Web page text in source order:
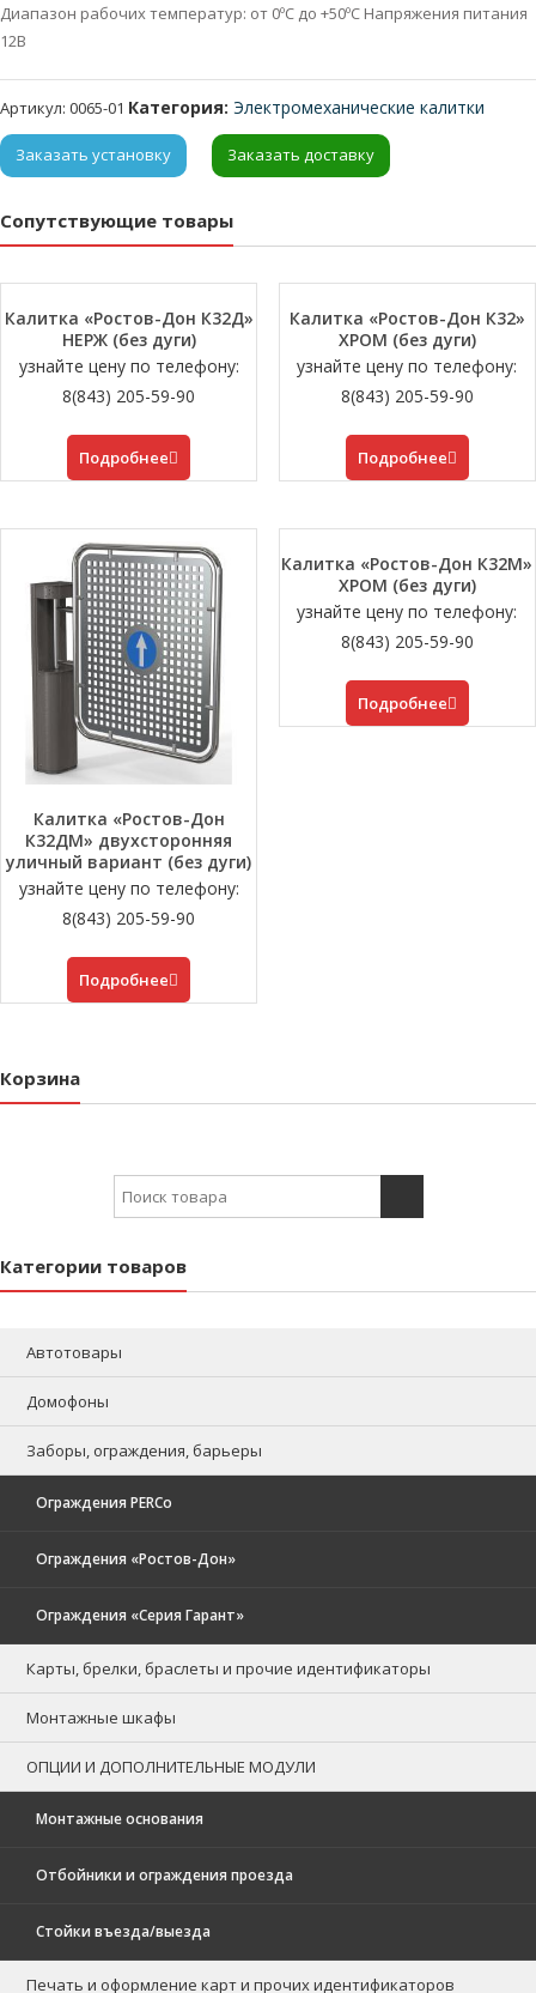
Диапазон рабочих температур: от 0ºС до +50ºС Напряжения питания
12В
Артикул: 0065-01 Категория: Электромеханические калитки
Заказать установку Заказать доставку
Сопутствующие товары
Калитка «Ростов-Дон К32Д»
НЕРЖ (без дуги)
узнайте цену по телефону:
8(843) 205-59-90
Подробнее
Калитка «Ростов-Дон К32»
ХРОМ (без дуги)
узнайте цену по телефону:
8(843) 205-59-90
Подробнее
Калитка «Ростов-Дон
К32ДМ» двухсторонняя
уличный вариант (без дуги)
узнайте цену по телефону:
8(843) 205-59-90
Подробнее
Калитка «Ростов-Дон К32М»
ХРОМ (без дуги)
узнайте цену по телефону:
8(843) 205-59-90
Подробнее
Корзина
Search for:
Категории товаров
Автотовары
Домофоны
Заборы, ограждения, барьеры
Ограждения PERCo
Ограждения «Ростов-Дон»
Ограждения «Серия Гарант»
Карты, брелки, браслеты и прочие идентификаторы
Монтажные шкафы
ОПЦИИ И ДОПОЛНИТЕЛЬНЫЕ МОДУЛИ
Монтажные основания
Отбойники и ограждения проезда
Стойки въезда/выезда
Печать и оформление карт и прочих идентификаторов